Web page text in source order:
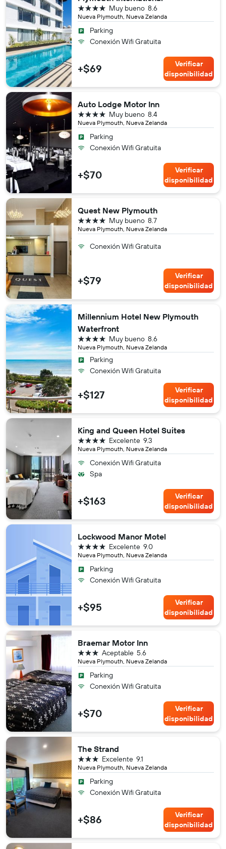
Nueva Plymouth, Nueva Zelanda
8.6
Muy bueno
4 estrellas
Parking
Conexión Wifi Gratuita
+$69
Verificar
disponibilidad
Auto Lodge Motor Inn
Nueva Plymouth, Nueva Zelanda
8.4
Muy bueno
4 estrellas
Parking
Conexión Wifi Gratuita
+$70
Verificar
disponibilidad
Quest New Plymouth
Nueva Plymouth, Nueva Zelanda
8.7
Muy bueno
4 estrellas
Conexión Wifi Gratuita
+$79
Verificar
disponibilidad
Millennium Hotel New Plymouth
Waterfront
Nueva Plymouth, Nueva Zelanda
8.6
Muy bueno
4 estrellas
Parking
Conexión Wifi Gratuita
+$127
Verificar
disponibilidad
King and Queen Hotel Suites
Nueva Plymouth, Nueva Zelanda
9.3
Excelente
4 estrellas
Conexión Wifi Gratuita
Spa
+$163
Verificar
disponibilidad
Lockwood Manor Motel
Nueva Plymouth, Nueva Zelanda
9.0
Excelente
4 estrellas
Parking
Conexión Wifi Gratuita
+$95
Verificar
disponibilidad
Braemar Motor Inn
Nueva Plymouth, Nueva Zelanda
5.6
Aceptable
3 estrellas
Parking
Conexión Wifi Gratuita
+$70
Verificar
disponibilidad
The Strand
Nueva Plymouth, Nueva Zelanda
9.1
Excelente
3 estrellas
Parking
Conexión Wifi Gratuita
+$86
Verificar
disponibilidad